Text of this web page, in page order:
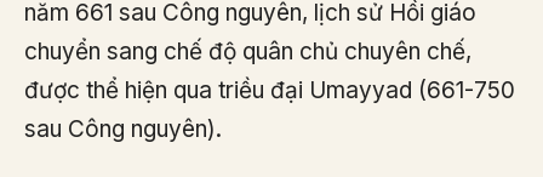
năm 661 sau Công nguyên, lịch sử Hồi giáo
chuyển sang chế độ quân chủ chuyên chế,
được thể hiện qua triều đại Umayyad (661-750
sau Công nguyên).